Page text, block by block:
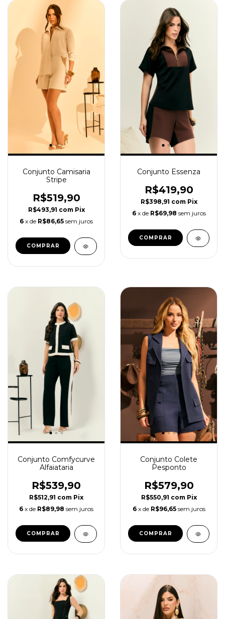
Conjunto Camisaria
Stripe
R$519,90
R$493,91 com Pix
6 x de R$86,65 sem juros
COMPRAR
Conjunto Essenza
R$419,90
R$398,91 com Pix
6 x de R$69,98 sem juros
COMPRAR
Conjunto Comfycurve
Alfaiataria
R$539,90
R$512,91 com Pix
6 x de R$89,98 sem juros
COMPRAR
Conjunto Colete
Pesponto
R$579,90
R$550,91 com Pix
6 x de R$96,65 sem juros
COMPRAR